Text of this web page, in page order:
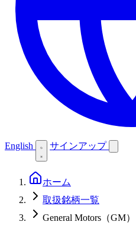
English サインアップ
ホーム
取扱銘柄一覧
General Motors（GM）